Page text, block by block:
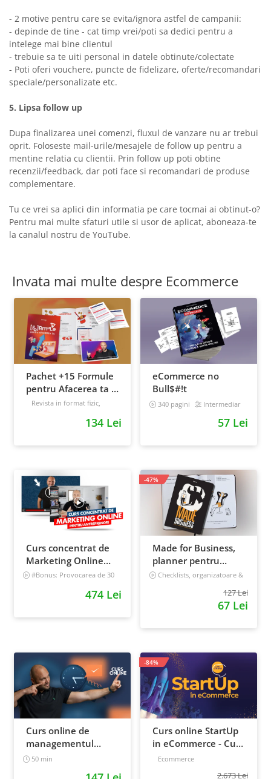
- 2 motive pentru care se evita/ignora astfel de campanii:
- depinde de tine - cat timp vrei/poti sa dedici pentru a
intelege mai bine clientul
- trebuie sa te uiti personal in datele obtinute/colectate
- Poti oferi vouchere, puncte de fidelizare, oferte/recomandari
speciale/personalizate etc.
5. Lipsa follow up
Dupa finalizarea unei comenzi, fluxul de vanzare nu ar trebui
oprit. Foloseste mail-urile/mesajele de follow up pentru a
mentine relatia cu clientii. Prin follow up poti obtine
recenzii/feedback, dar poti face si recomandari de produse
complementare.
Tu ce vrei sa aplici din informatia pe care tocmai ai obtinut-o?
Pentru mai multe sfaturi utile si usor de aplicat, aboneaza-te
la canalul nostru de YouTube.
Invata mai multe despre Ecommerce
Pachet +15 Formule
pentru Afacerea ta +
Prompt-uri dedicate
Revista in format fizic,
134 Lei
eCommerce no
Bull$#!t
340 pagini Intermediar
57 Lei
Curs concentrat de
Marketing Online
pentru antreprenori
#Bonus: Provocarea de 30
474 Lei
Made for Business,
planner pentru
afaceri & viata,
Checklists, organizatoare &
127 Lei
67 Lei
-47%
Curs online de
managementul
timpului: cum sa
50 min
Curs online StartUp
in eCommerce - Cum
deschizi un magazin
Ecommerce
2.673 Lei
-84%